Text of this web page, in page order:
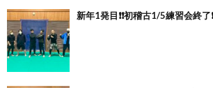
新年1発目❗️❗️初稽古1/5練習会終了❗️